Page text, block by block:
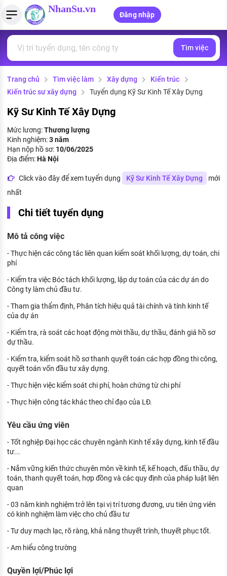
NhanSu.vn
Đăng nhập
Tìm việc làm
Việc làm ngành luật
Việc làm tốt nhất
CÔNG TY
Danh sách nhà tuyển dụng
Quản lý CV
Tải CV lên
MẪU CV THEO STYLE
Mẫu CV đơn giản
Mẫu CV hiện đại
Tính lương Gross - Net
Tính thuế thu nhập cá nhân
PHÁP LUẬT VIỆT NAM
Văn bản pháp luật
Chính sách mới
PHÁP LUẬT LAO ĐỘNG
Lao động và tiền lương
Bảo hiểm và phúc lợi
Thuế thu nhập
Chính sách lao động
KHÁM PHÁ NGHỀ NGHIỆP
Tử vi nghề nghiệp
Kỹ năng nghề nghiệp
HƯỚNG NGHIỆP VIỆC LÀM
Đặc trưng từng nghề
Xu hướng việc làm
NHÂN SỰ
TUYỂN DỤNG VIỆC LÀM
Tìm việc
Trang chủ Tìm việc làm Xây dựng
Kiến trúc
Kiến trúc sư xây dựng
Tuyển dụng Kỹ Sư Kinh Tế Xây Dựng
Kỹ Sư Kinh Tế Xây Dựng
Mức lương:Thương lượng
Kinh nghiệm:3 năm
Hạn nộp hồ sơ: 10/06/2025
Địa điểm:Hà Nội
Click vào đây để xem tuyển dụng Kỹ Sư Kinh Tế Xây Dựng
mới
nhất
Chi tiết tuyển dụng
Mô tả công việc
- Thực hiện các công tác liên quan kiểm soát khối lượng, dự toán, chi
phí
- Kiểm tra việc Bóc tách khối lượng, lập dự toán của các dự án do
Công ty làm chủ đầu tư.
- Tham gia thẩm định, Phân tích hiệu quả tài chính và tính kinh tế
của dự án
- Kiểm tra, rà soát các hoạt động mời thầu, dự thầu, đánh giá hồ sơ
dự thầu.
- Kiểm tra, kiểm soát hồ sơ thanh quyết toán các hợp đồng thi công,
quyết toán vốn đầu tư xây dựng.
- Thực hiện việc kiểm soát chi phí, hoàn chứng từ chi phí
- Thực hiện công tác khác theo chỉ đạo của LĐ.
Yêu cầu ứng viên
- Tốt nghiệp Đại học các chuyên ngành Kinh tế xây dựng, kinh tế đầu
tư...
- Nắm vững kiến thức chuyên môn về kinh tế, kế hoạch, đấu thầu, dự
toán, thanh quyết toán, hợp đồng và các quy định của pháp luật liên
quan
- 03 năm kinh nghiệm trở lên tại vị trí tương đương, ưu tiên ứng viên
có kinh nghiệm làm việc cho chủ đầu tư
- Tư duy mạch lạc, rõ ràng, khả năng thuyết trình, thuyết phục tốt.
- Am hiểu công trường
Quyền lợi/Phúc lợi